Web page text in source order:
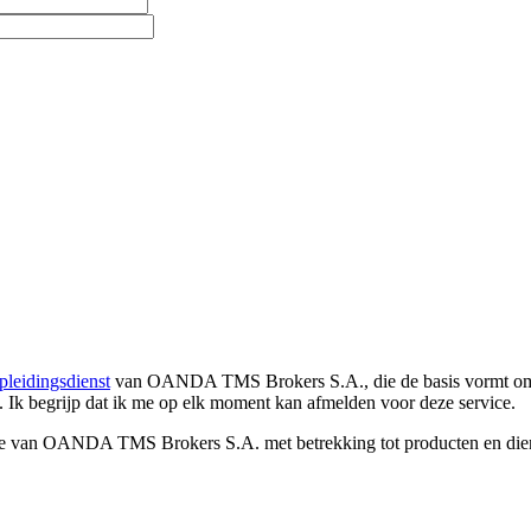
van OANDA TMS Brokers S.A., die de basis vormt
Ik begrijp dat ik me op elk moment kan afmelden voor deze service.
OANDA TMS Brokers S.A. met betrekking tot producten en